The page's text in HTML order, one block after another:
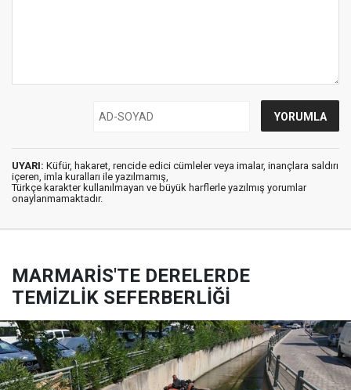
UYARI: Küfür, hakaret, rencide edici cümleler veya imalar, inançlara saldırı
içeren, imla kuralları ile yazılmamış,
Türkçe karakter kullanılmayan ve büyük harflerle yazılmış yorumlar
onaylanmamaktadır.
MARMARİS'TE DERELERDE
TEMİZLİK SEFERBERLİĞİ